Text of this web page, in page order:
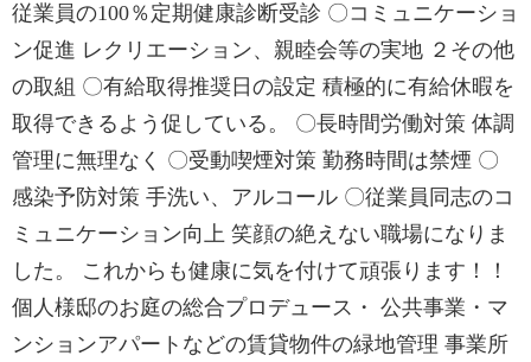
従業員の100％定期健康診断受診 〇コミュニケーショ
ン促進 レクリエーション、親睦会等の実地 ２その他
の取組 〇有給取得推奨日の設定 積極的に有給休暇を
取得できるよう促している。 〇長時間労働対策 体調
管理に無理なく 〇受動喫煙対策 勤務時間は禁煙 〇
感染予防対策 手洗い、アルコール 〇従業員同志のコ
ミュニケーション向上 笑顔の絶えない職場になりま
した。 これからも健康に気を付けて頑張ります！！
個人様邸のお庭の総合プロデュース・ 公共事業・マ
ンションアパートなどの賃貸物件の緑地管理 事業所